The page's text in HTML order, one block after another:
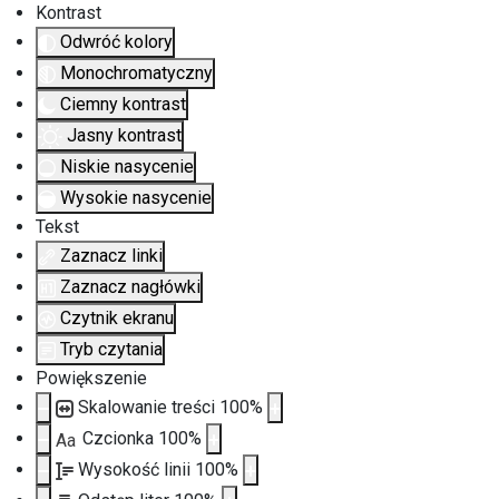
Kontrast
Odwróć kolory
Monochromatyczny
Ciemny kontrast
Jasny kontrast
Niskie nasycenie
Wysokie nasycenie
Tekst
Zaznacz linki
Zaznacz nagłówki
Czytnik ekranu
Tryb czytania
Powiększenie
Skalowanie treści 100%
Aa Czcionka 100%
Wysokość linii 100%